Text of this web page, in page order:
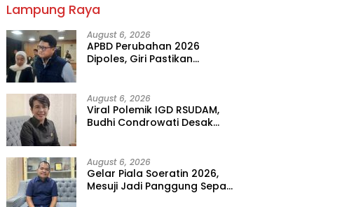
Lampung Raya
August 6, 2026
APBD Perubahan 2026
Dipoles, Giri Pastikan
August 6, 2026
Viral Polemik IGD RSUDAM,
Budhi Condrowati Desak
August 6, 2026
Gelar Piala Soeratin 2026,
Mesuji Jadi Panggung Sepak